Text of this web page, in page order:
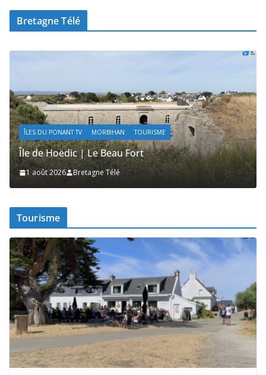
Bretagne Télé
ÎLES DU PONANT TV MORBIHAN TOURISME
Île de Hoëdic | Le Beau Fort
1 août 2026 Bretagne Télé
Tourisme